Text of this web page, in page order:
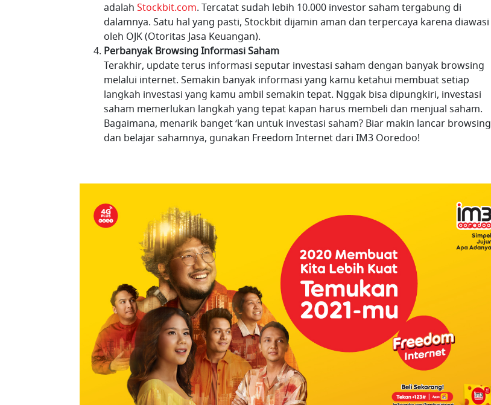
adalah Stockbit.com. Tercatat sudah lebih 10.000 investor saham tergabung di
dalamnya. Satu hal yang pasti, Stockbit dijamin aman dan terpercaya karena diawasi
oleh OJK (Otoritas Jasa Keuangan).
Perbanyak Browsing Informasi Saham
Terakhir, update terus informasi seputar investasi saham dengan banyak browsing
melalui internet. Semakin banyak informasi yang kamu ketahui membuat setiap
langkah investasi yang kamu ambil semakin tepat. Nggak bisa dipungkiri, investasi
saham memerlukan langkah yang tepat kapan harus membeli dan menjual saham.
Bagaimana, menarik banget ‘kan untuk investasi saham? Biar makin lancar browsing
dan belajar sahamnya, gunakan Freedom Internet dari IM3 Ooredoo!